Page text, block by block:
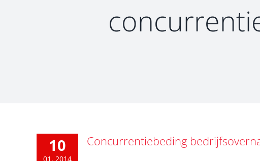
10
01, 2014
Concurrentiebeding